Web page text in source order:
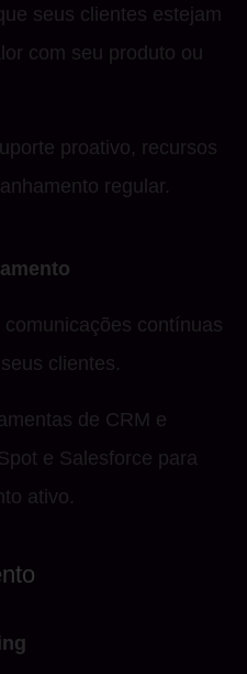
seus clientes estejam
com seu produto ou
proativo, recursos
regular.
contínuas
clientes.
de CRM e
e Salesforce para
ativo.